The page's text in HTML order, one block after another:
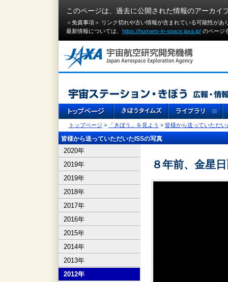
このページは、過去に公開された情報のアーカイ
＜免責事項＞ リンク切れや古い情報が含まれている可能性が
最新情報については、 https://humans-in-space.jaxa.jp/ のページ
トップページ > 「きぼう」を見よう > 皆様から送っていただい
皆様から送っていただいたISSの写真
2020年
2019年
2019年
2018年
2017年
2016年
2015年
2014年
2013年
2012年
８年前、金星